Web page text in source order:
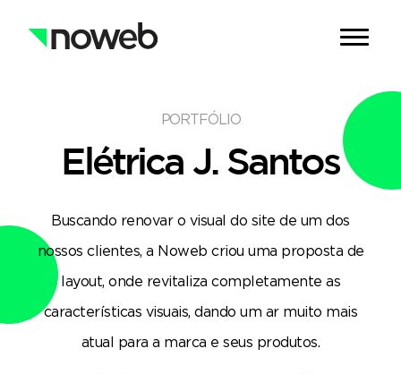
PORTFÓLIO
Elétrica J. Santos
Buscando renovar o visual do site de um dos
nossos clientes, a Noweb criou uma proposta de
layout, onde revitaliza completamente as
características visuais, dando um ar muito mais
atual para a marca e seus produtos.